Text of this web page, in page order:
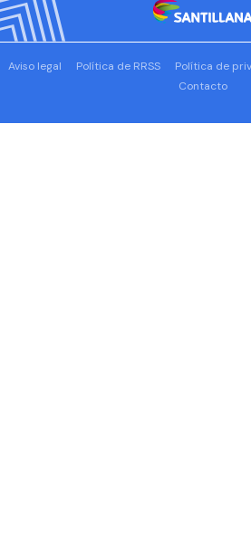
Aviso legal Política de RRSS Política de
Contacto